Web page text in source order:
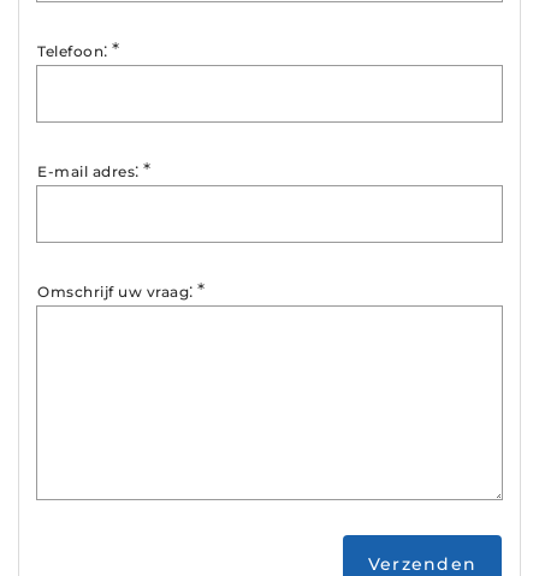
Telefoon: *
E-mail adres: *
Omschrijf uw vraag: *
Verzenden